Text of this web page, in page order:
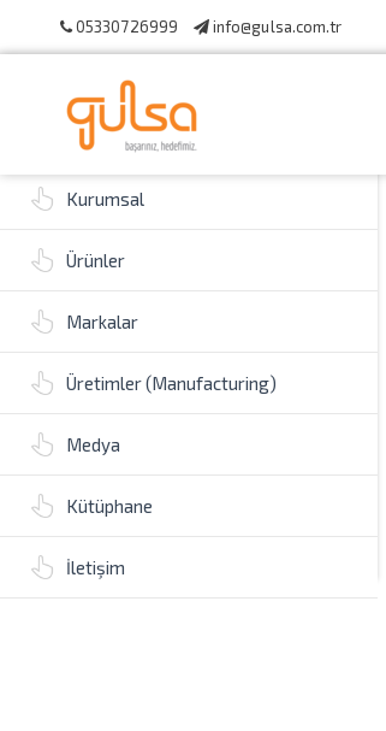
05330726999 info@gulsa.com.tr
Kurumsal
Ürünler
Markalar
Üretimler (Manufacturing)
Medya
Kütüphane
İletişim